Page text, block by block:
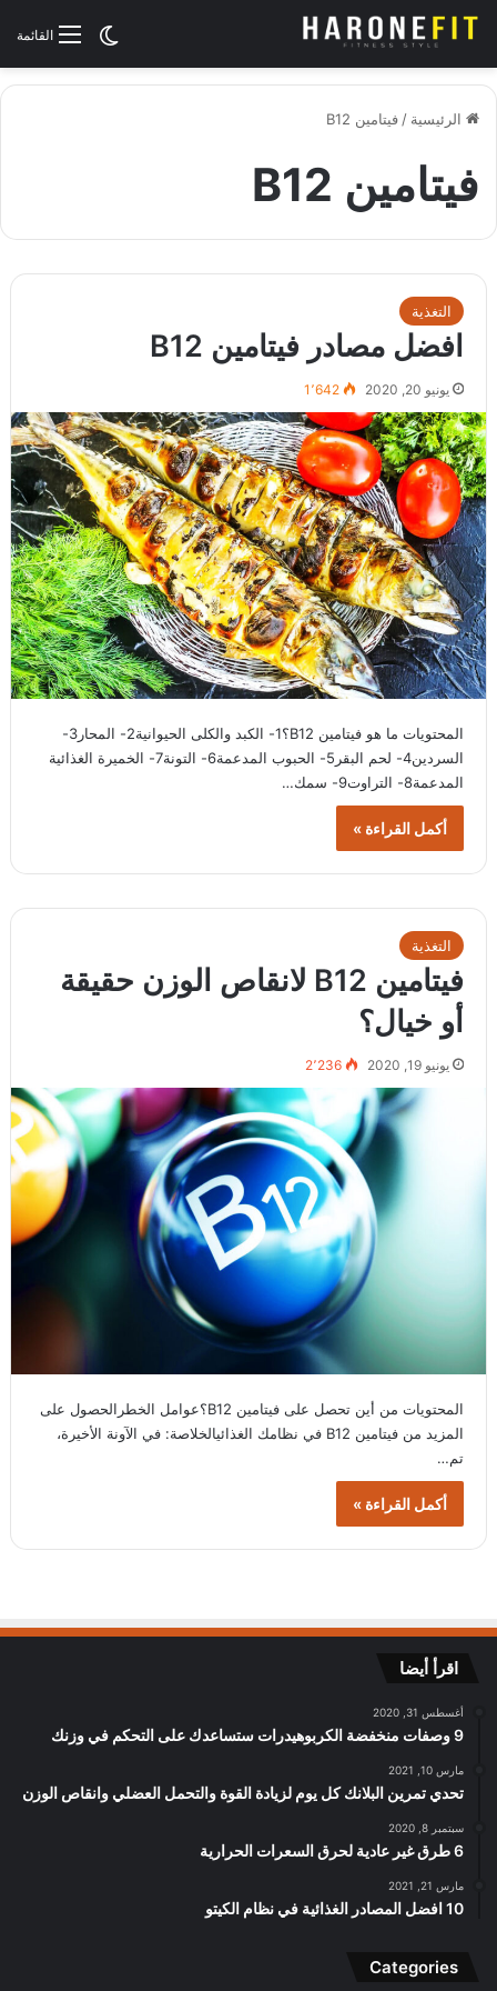
القائمةالوضع
الرئيسية / فيتامين B12
فيتامين B12
التغذية
افضل مصادر فيتامين B12
يونيو 20, 2020 1٬642
المحتويات ما هو فيتامين B12؟1- الكبد والكلى الحيوانية2- المحار3-
السردين4- لحم البقر5- الحبوب المدعمة6- التونة7- الخميرة الغذائية
المدعمة8- التراوت9- سمك…
أكمل القراءة »
التغذية
فيتامين B12 لانقاص الوزن حقيقة
أو خيال؟
يونيو 19, 2020 2٬236
المحتويات من أين تحصل على فيتامين B12؟عوامل الخطرالحصول على
المزيد من فيتامين B12 في نظامك الغذائيالخلاصة: في الآونة الأخيرة،
تم…
أكمل القراءة »
اقرأ أيضا
أغسطس 31, 2020
9 وصفات منخفضة الكربوهيدرات ستساعدك على التحكم في وزنك
مارس 10, 2021
تحدي تمرين البلانك كل يوم لزيادة القوة والتحمل العضلي وانقاص الوزن
سبتمبر 8, 2020
6 طرق غير عادية لحرق السعرات الحرارية
مارس 21, 2021
10 افضل المصادر الغذائية في نظام الكيتو
Categories